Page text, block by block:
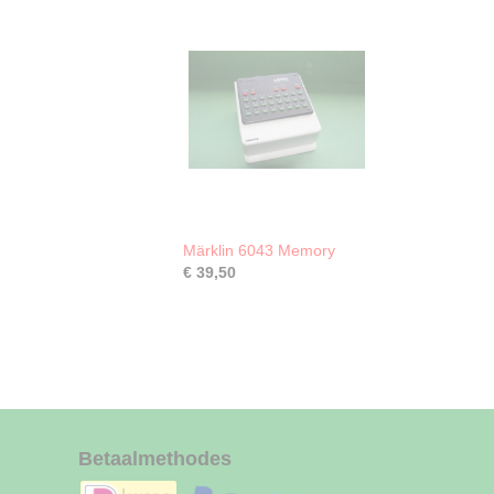
Märklin 6043 Memory
€ 39,50
Betaalmethodes